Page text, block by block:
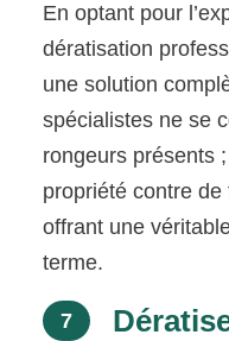
En optant pour
dératisation
une solution
spécialistes ne se
rongeurs présents
propriété contre
offrant une
terme.
7